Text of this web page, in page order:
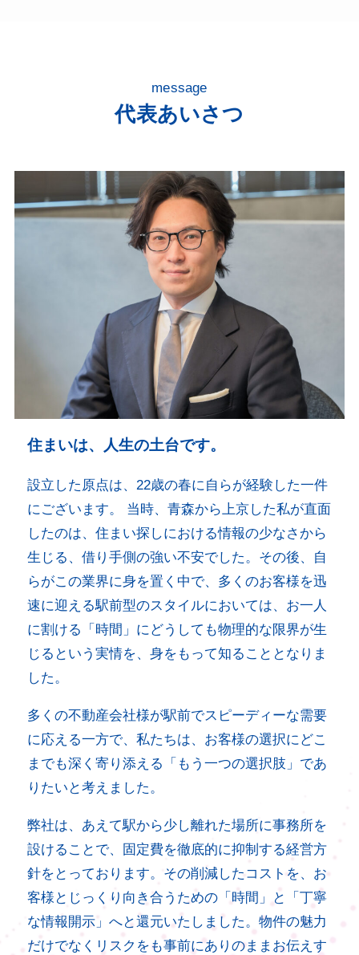
message
代表あいさつ
住まいは、人生の土台です。
設立した原点は、22歳の春に自らが経験した一件
にございます。 当時、青森から上京した私が直面
したのは、住まい探しにおける情報の少なさから
生じる、借り手側の強い不安でした。その後、自
らがこの業界に身を置く中で、多くのお客様を迅
速に迎える駅前型のスタイルにおいては、お一人
に割ける「時間」にどうしても物理的な限界が生
じるという実情を、身をもって知ることとなりま
した。
多くの不動産会社様が駅前でスピーディーな需要
に応える一方で、私たちは、お客様の選択にどこ
までも深く寄り添える「もう一つの選択肢」であ
りたいと考えました。
弊社は、あえて駅から少し離れた場所に事務所を
設けることで、固定費を徹底的に抑制する経営方
針をとっております。その削減したコストを、お
客様とじっくり向き合うための「時間」と「丁寧
な情報開示」へと還元いたしました。物件の魅力
だけでなくリスクをも事前にありのままお伝えす